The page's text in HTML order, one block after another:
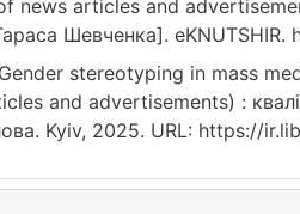
news articles and
Шевченка].
stereotyping in mass
and advertisements) :
Kyiv, 2025. URL: https://